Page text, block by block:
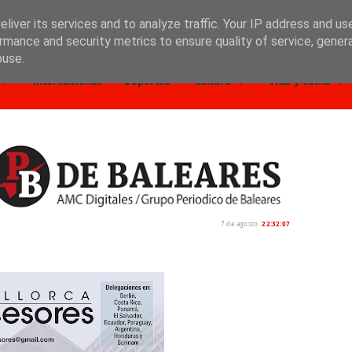
Internacional Deportes Cultura Vida y estilo
7 de agosto 22:32:08
its services and to analyze traffic. Your IP address and
and security metrics to ensure quality of service,